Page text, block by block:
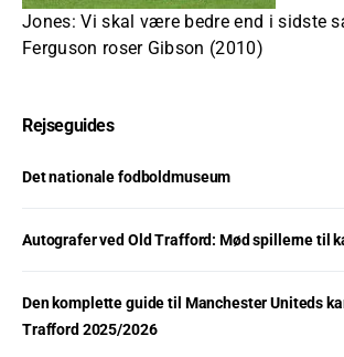
Jones: Vi skal være bedre end i sidste
Ferguson roser Gibson (2010)
Rejseguides
Det nationale fodboldmuseum
Autografer ved Old Trafford: Mød spillerne til
Den komplette guide til Manchester Uniteds
Trafford 2025/2026